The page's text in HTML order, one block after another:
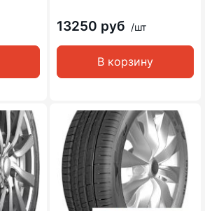
13250 руб /шт
В корзину